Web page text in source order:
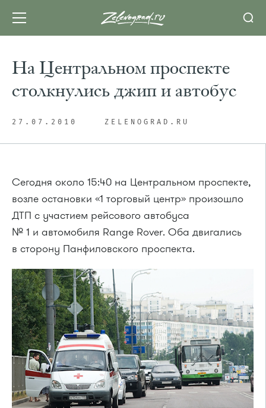
На Центральном проспекте
столкнулись джип и автобус
27.07.2010 ZELENOGRAD.RU
Сегодня около 15:40 на Центральном проспекте,
возле остановки «1 торговый центр» произошло
ДТП с участием рейсового автобуса
№ 1 и автомобиля Range Rover. Оба двигались
в сторону Панфиловского проспекта.